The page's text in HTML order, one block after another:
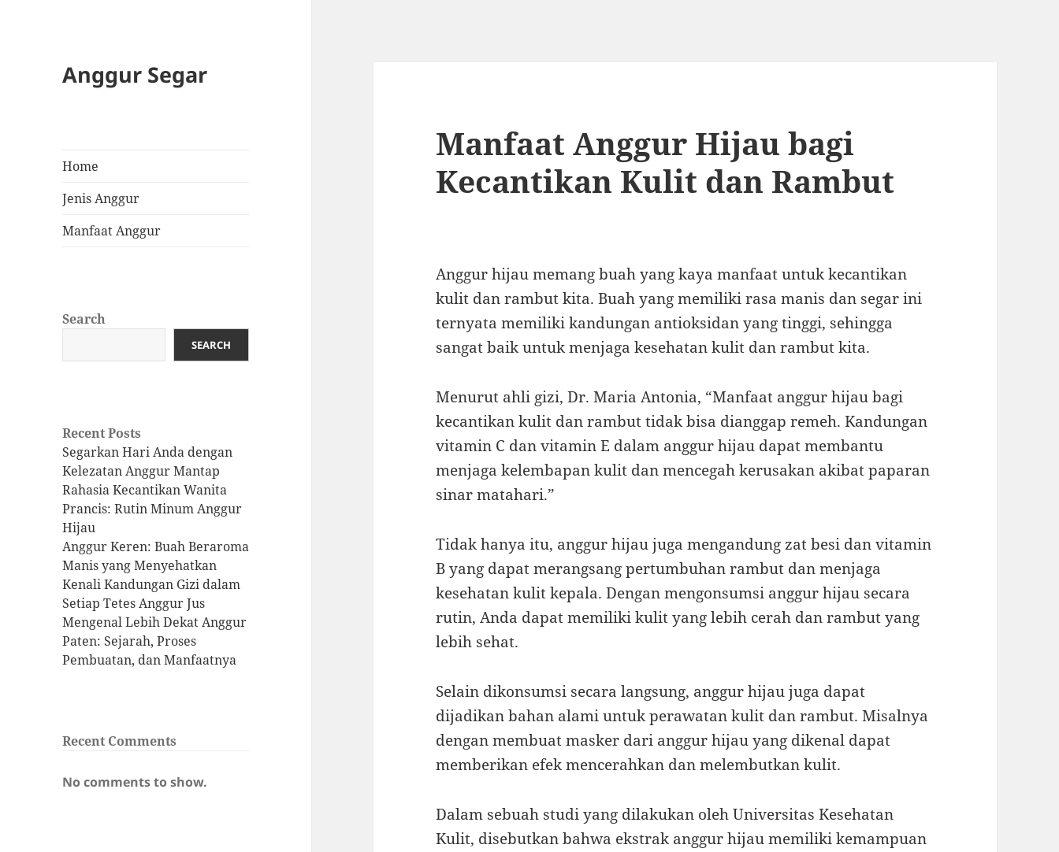
Anggur Segar
Home
Jenis Anggur
Manfaat Anggur
Search
SEARCH
Recent Posts
Segarkan Hari Anda dengan
Kelezatan Anggur Mantap
Rahasia Kecantikan Wanita
Prancis: Rutin Minum Anggur
Hijau
Anggur Keren: Buah Beraroma
Manis yang Menyehatkan
Kenali Kandungan Gizi dalam
Setiap Tetes Anggur Jus
Mengenal Lebih Dekat Anggur
Paten: Sejarah, Proses
Pembuatan, dan Manfaatnya
Recent Comments
No comments to show.
Manfaat Anggur Hijau bagi
Kecantikan Kulit dan Rambut
Anggur hijau memang buah yang kaya manfaat untuk kecantikan
kulit dan rambut kita. Buah yang memiliki rasa manis dan segar ini
ternyata memiliki kandungan antioksidan yang tinggi, sehingga
sangat baik untuk menjaga kesehatan kulit dan rambut kita.
Menurut ahli gizi, Dr. Maria Antonia, “Manfaat anggur hijau bagi
kecantikan kulit dan rambut tidak bisa dianggap remeh. Kandungan
vitamin C dan vitamin E dalam anggur hijau dapat membantu
menjaga kelembapan kulit dan mencegah kerusakan akibat paparan
sinar matahari.”
Tidak hanya itu, anggur hijau juga mengandung zat besi dan vitamin
B yang dapat merangsang pertumbuhan rambut dan menjaga
kesehatan kulit kepala. Dengan mengonsumsi anggur hijau secara
rutin, Anda dapat memiliki kulit yang lebih cerah dan rambut yang
lebih sehat.
Selain dikonsumsi secara langsung, anggur hijau juga dapat
dijadikan bahan alami untuk perawatan kulit dan rambut. Misalnya
dengan membuat masker dari anggur hijau yang dikenal dapat
memberikan efek mencerahkan dan melembutkan kulit.
Dalam sebuah studi yang dilakukan oleh Universitas Kesehatan
Kulit, disebutkan bahwa ekstrak anggur hijau memiliki kemampuan